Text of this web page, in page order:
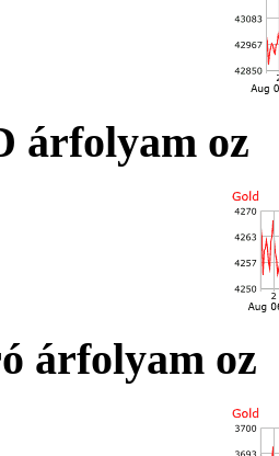
árfolyam oz
árfolyam oz